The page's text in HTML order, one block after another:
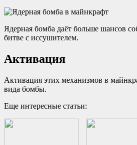
Ядерная бомба даёт больше шансов
битве с иссушителем.
Активация
Активация этих механизмов в
вида бомбы.
Еще интересные статьи: